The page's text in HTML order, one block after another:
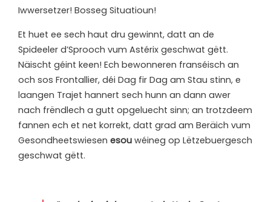
Iwwersetzer! Bosseg Situatioun!
Et huet ee sech haut dru gewinnt, datt an de
Spideeler d’Sprooch vum Astérix geschwat gëtt.
Näischt géint keen! Ech bewonneren franséisch an
och sos Frontallier, déi Dag fir Dag am Stau stinn, e
laangen Trajet hannert sech hunn an dann awer
nach frëndlech a gutt opgeluecht sinn; an trotzdeem
fannen ech et net korrekt, datt grad am Beräich vum
Gesondheetswiesen esou wéineg op Lëtzebuergesch
geschwat gëtt.